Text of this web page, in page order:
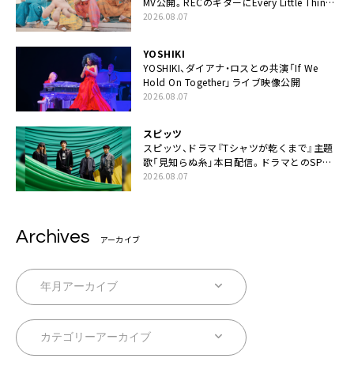
伊藤一朗参加も
2026.08.07
YOSHIKI
YOSHIKI、ダイアナ・ロスとの共演「If We
Hold On Together」ライブ映像公開
2026.08.07
スピッツ
スピッツ、ドラマ『Tシャツが乾くまで』主題
歌「見知らぬ糸」本日配信。ドラマとのSPコ
ラボムービー公開も
2026.08.07
Archives アーカイブ